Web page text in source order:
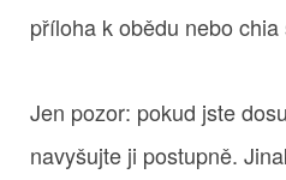
příloha k obědu nebo
Jen pozor: pokud jste
navyšujte ji postupně.